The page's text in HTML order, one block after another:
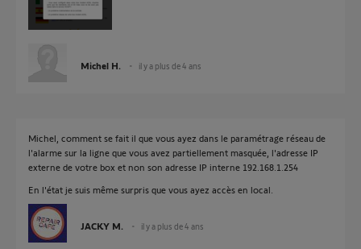
Michel H. il y a plus de 4 ans
Michel, comment se fait il que vous ayez dans le paramétrage réseau de
l'alarme sur la ligne que vous avez partiellement masquée, l'adresse IP
externe de votre box et non son adresse IP interne 192.168.1.254
En l'état je suis même surpris que vous ayez accès en local.
JACKY M. il y a plus de 4 ans